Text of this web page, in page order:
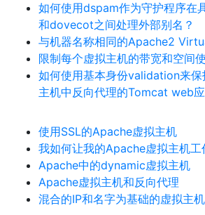
如何使用dspam作为守护程序在
和dovecot之间处理外部别名？
与机器名称相同的Apache2
限制每个虚拟主机的带宽和空间
如何使用基本身份validation来
主机中反向代理的Tomcat web
使用SSL的Apache虚拟主机
我如何让我的Apache虚拟主机工
Apache中的dynamic虚拟主机
Apache虚拟主机和反向代理
混合的IP和名字为基础的虚拟主